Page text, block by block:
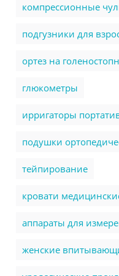
компрессионные
подгузники для
ортез на
глюкометры
ирригаторы
подушки
тейпирование
кровати
аппараты для
женские